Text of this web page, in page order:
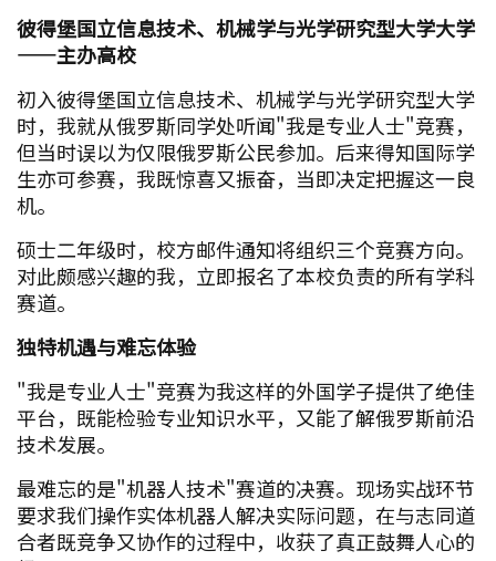
彼得堡国立信息技术、机械学与光学研究型大学大学
——主办高校
初入彼得堡国立信息技术、机械学与光学研究型大学
时，我就从俄罗斯同学处听闻"我是专业人士"竞赛，
但当时误以为仅限俄罗斯公民参加。后来得知国际学
生亦可参赛，我既惊喜又振奋，当即决定把握这一良
机。
硕士二年级时，校方邮件通知将组织三个竞赛方向。
对此颇感兴趣的我，立即报名了本校负责的所有学科
赛道。
独特机遇与难忘体验
"我是专业人士"竞赛为我这样的外国学子提供了绝佳
平台，既能检验专业知识水平，又能了解俄罗斯前沿
技术发展。
最难忘的是"机器人技术"赛道的决赛。现场实战环节
要求我们操作实体机器人解决实际问题，在与志同道
合者既竞争又协作的过程中，收获了真正鼓舞人心的